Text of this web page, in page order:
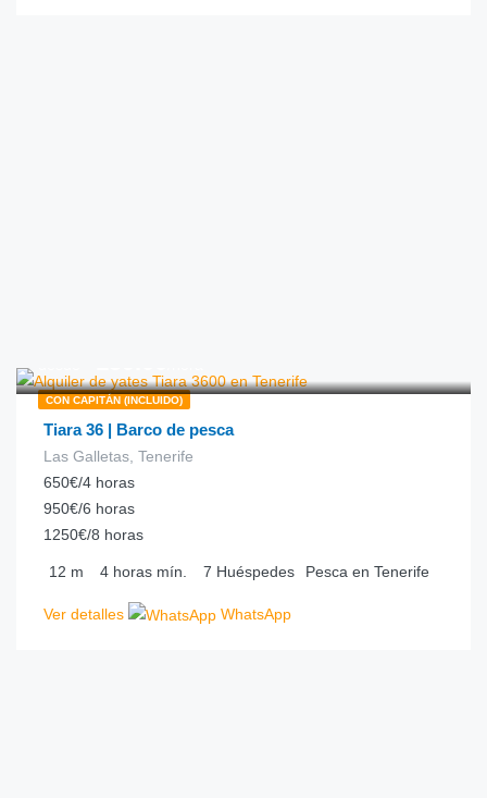
CON CAPITÁN (INCLUIDO)
Tiara 36 | Barco de pesca
Las Galletas, Tenerife
650€/4 horas
950€/6 horas
1250€/8 horas
12 m 4 horas mín. 7 Huéspedes Pesca en Tenerife
Ver detalles WhatsApp